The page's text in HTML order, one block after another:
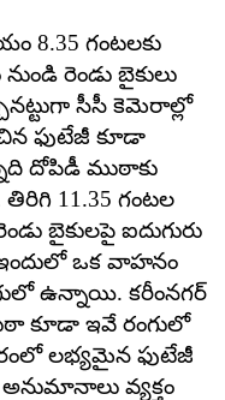
గంటలకు
రెండు బైకులు
సీసీ కెమెరాల్లో
ఫుటేజీ కూడా
దోపిడీ ముఠాకు
11.35 గంటల
బైకులపై ఐదుగురు
ఇందులో ఒక వాహనం
ఉన్నాయి. కరీంనగర్
కూడా ఇవే రంగులో
లభ్యమైన ఫుటేజీ
వ్యక్తం